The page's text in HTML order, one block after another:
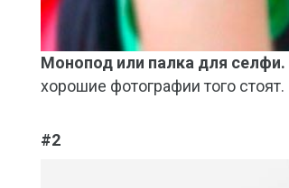
Монопод или палка для селфи.
хорошие фотографии того стоят.
#2